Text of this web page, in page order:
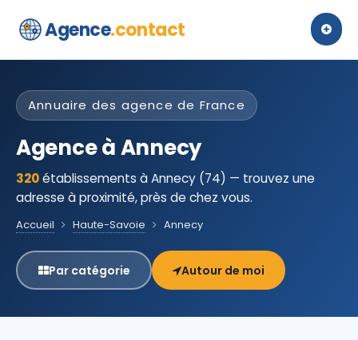
Agence.contact
Annuaire des agence de France
Agence à Annecy
320établissements à Annecy (74) — trouvez une
adresse à proximité, près de chez vous.
Accueil Haute-Savoie Annecy
Par catégorie Autour de moi